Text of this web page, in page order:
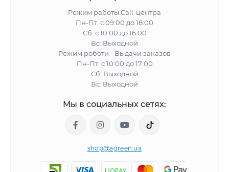
Режим работы Call-центра
Пн-Пт: с 09:00 до 18:00
Сб: с 10:00 до 16:00
Вс: Выходной
Режим роботи - Выдачи заказов
Пн-Пт: с 10:00 до 17:00
Сб: Выходной
Вс: Выходной
Мы в социальных сетях:
shop@agreen.ua